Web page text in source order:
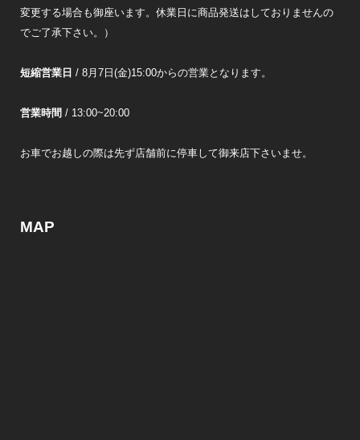
変更する場合も御座います。休業日に商品発送はしておりませんの
でご了承下さい。）
短縮営業日 / 8月7日(金)15:00からの営業となります。
営業時間 / 13:00~20:00
お車でお越しの際は先ず店舗前に停車して御来店下さいませ。
MAP